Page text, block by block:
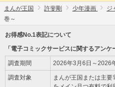
まんが王国 許斐剛 少年漫画 ジ
巻～
お得感No.1表記について
「電子コミックサービスに関するアンケ
調査期間 2026年3月6日～2026
調査対象
まんが王国または主